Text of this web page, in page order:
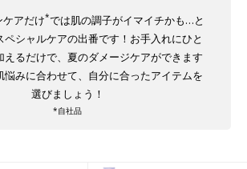
アだけ*では肌の調子がイマイチかも…と
ペシャルケアの出番です！お手入れにひと
えるだけで、夏のダメージケアができます
悩みに合わせて、自分に合ったアイテムを
選びましょう！
*自社品